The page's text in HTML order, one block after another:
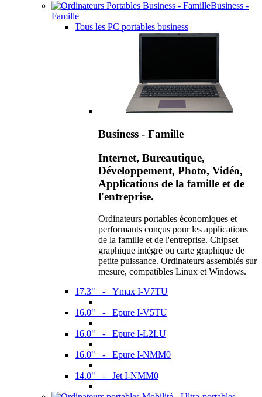
Business -
Famille
Tous les PC portables business
Business - Famille
Internet, Bureautique,
Développement, Photo, Vidéo,
Applications de la famille et de
l'entreprise.
Ordinateurs portables économiques et
performants conçus pour les applications
de la famille et de l'entreprise. Chipset
graphique intégré ou carte graphique de
petite puissance. Ordinateurs assemblés sur
mesure, compatibles Linux et Windows.
17.3" - Ymax I-V7TU
16.0" - Epure I-V5TU
16.0" - Epure I-L2LU
16.0" - Epure I-NMM0
14.0" - Jet I-NMM0